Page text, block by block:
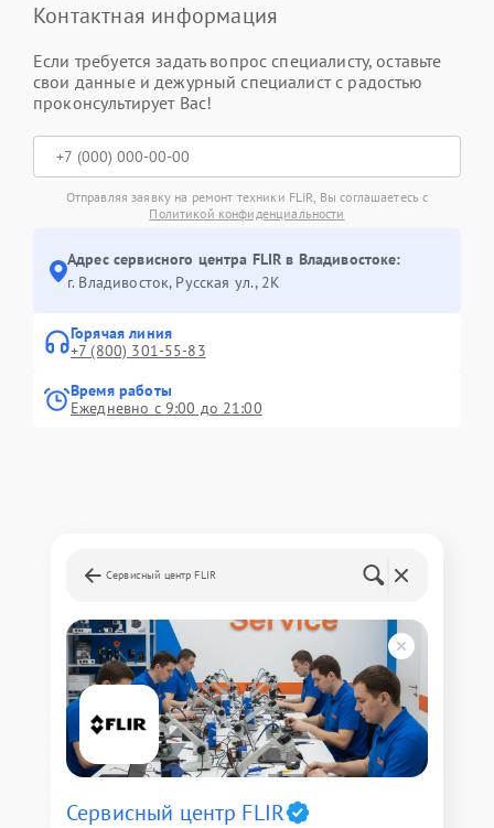
Контактная информация
Если требуется задать вопрос специалисту, оставьте
свои данные и дежурный специалист с радостью
проконсультирует Вас!
Отправляя заявку на ремонт техники FLIR, Вы соглашаетесь с
Политикой конфиденциальности
Адрес сервисного центра FLIR в Владивостоке:
г. Владивосток, Русская ул., 2К
Горячая линия
+7 (800) 301-55-83
Время работы
Ежедневно с 9:00 до 21:00
Сервисный центр FLIR
Сервисный центр FLIR